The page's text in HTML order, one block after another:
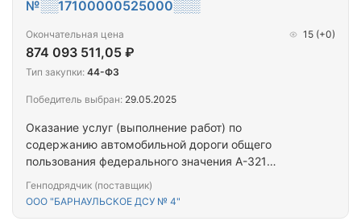
Оказание услуг (выполнение работ) по
содержанию автомобильной дороги общего
пользования федерального значения А-321
Казахстан км 13+600 - км 401+911, подъезд к
Генподрядчик (поставщик)
ООО "БАРНАУЛЬСКОЕ ДСУ № 4"
№░░17100000525000░░░
Окончательная цена
874 093 511,05 ₽
15 (+0)
Тип закупки: 44-ФЗ
Победитель выбран: 29.05.2025